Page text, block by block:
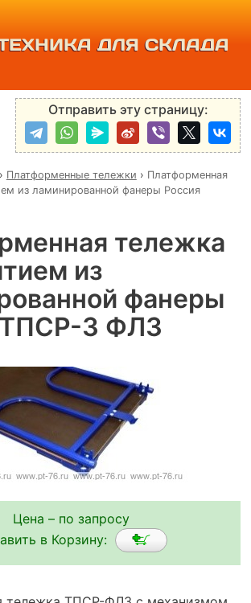
ДЛЯ СКЛАДА
Отправить эту страницу:
› Платформенные тележки › Платформенная
из ламинированной фанеры Россия
тележка
из
фанеры
ТПСР-3 ФЛЗ
Цена – по запросу
в Корзину: